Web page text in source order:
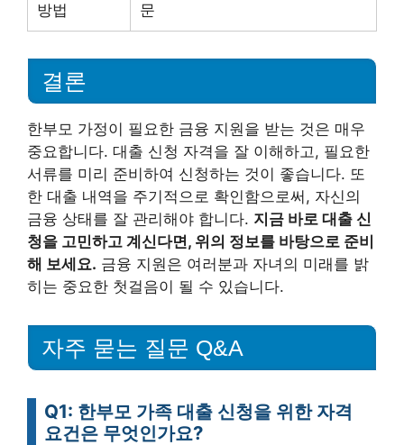
방법
문
결론
한부모 가정이 필요한 금융 지원을 받는 것은 매우
중요합니다. 대출 신청 자격을 잘 이해하고, 필요한
서류를 미리 준비하여 신청하는 것이 좋습니다. 또
한 대출 내역을 주기적으로 확인함으로써, 자신의
금융 상태를 잘 관리해야 합니다. 지금 바로 대출 신
청을 고민하고 계신다면, 위의 정보를 바탕으로 준비
해 보세요. 금융 지원은 여러분과 자녀의 미래를 밝
히는 중요한 첫걸음이 될 수 있습니다.
자주 묻는 질문 Q&A
Q1: 한부모 가족 대출 신청을 위한 자격
요건은 무엇인가요?